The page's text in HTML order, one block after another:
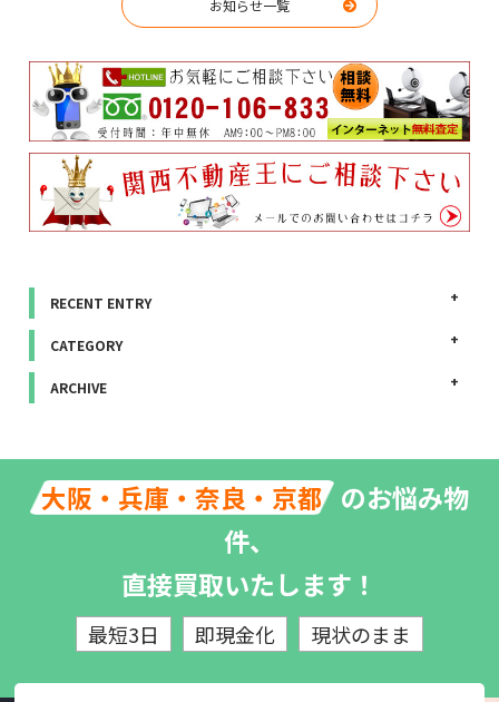
お知らせ一覧
RECENT ENTRY
CATEGORY
ARCHIVE
大阪・兵庫・奈良・京都 のお悩み物
件、
直接買取いたします！
最短3日 即現金化 現状のまま